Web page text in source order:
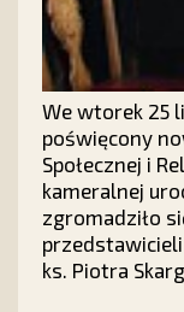
We wtorek 25
poświęcony
Społecznej i
kameralnej
zgromadziło
ks. Piotra